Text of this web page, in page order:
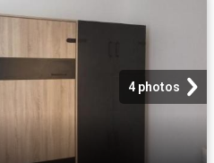
4 photos